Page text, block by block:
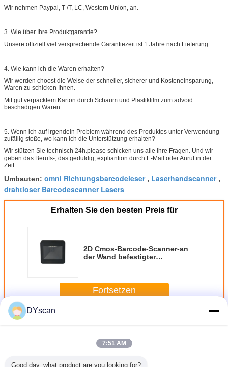
Wir nehmen Paypal, T /T, LC, Western Union, an.
3. Wie über Ihre Produktgarantie?
Unsere offiziell viel versprechende Garantiezeit ist 1 Jahre nach Lieferung.
4. Wie kann ich die Waren erhalten?
Wir werden choost die Weise der schneller, sicherer und Kosteneinsparung,
Waren zu schicken Ihnen.
Mit gut verpacktem Karton durch Schaum und Plastikfilm zum advoid
beschädigen Waren.
5. Wenn ich auf irgendein Problem während des Produktes unter Verwendung
zufällig stoße, wo kann ich die Unterstützung erhalten?
Wir stützen Sie technisch 24h.please schicken uns alle Ihre Fragen. Und wir
geben das Berufs-, das geduldig, expliantion durch E-Mail oder Anruf in der
Zeit.
Umbauten: omni Richtungsbarcodeleser, Laserhandscanner,
drahtloser Barcodescanner Lasers
Erhalten Sie den besten Preis für
2D Cmos-Barcode-Scanner-an
der Wand befestigter
Fortsetzen
Mehr
DYscan
7:51 AM
Good day, what product are you looking for?